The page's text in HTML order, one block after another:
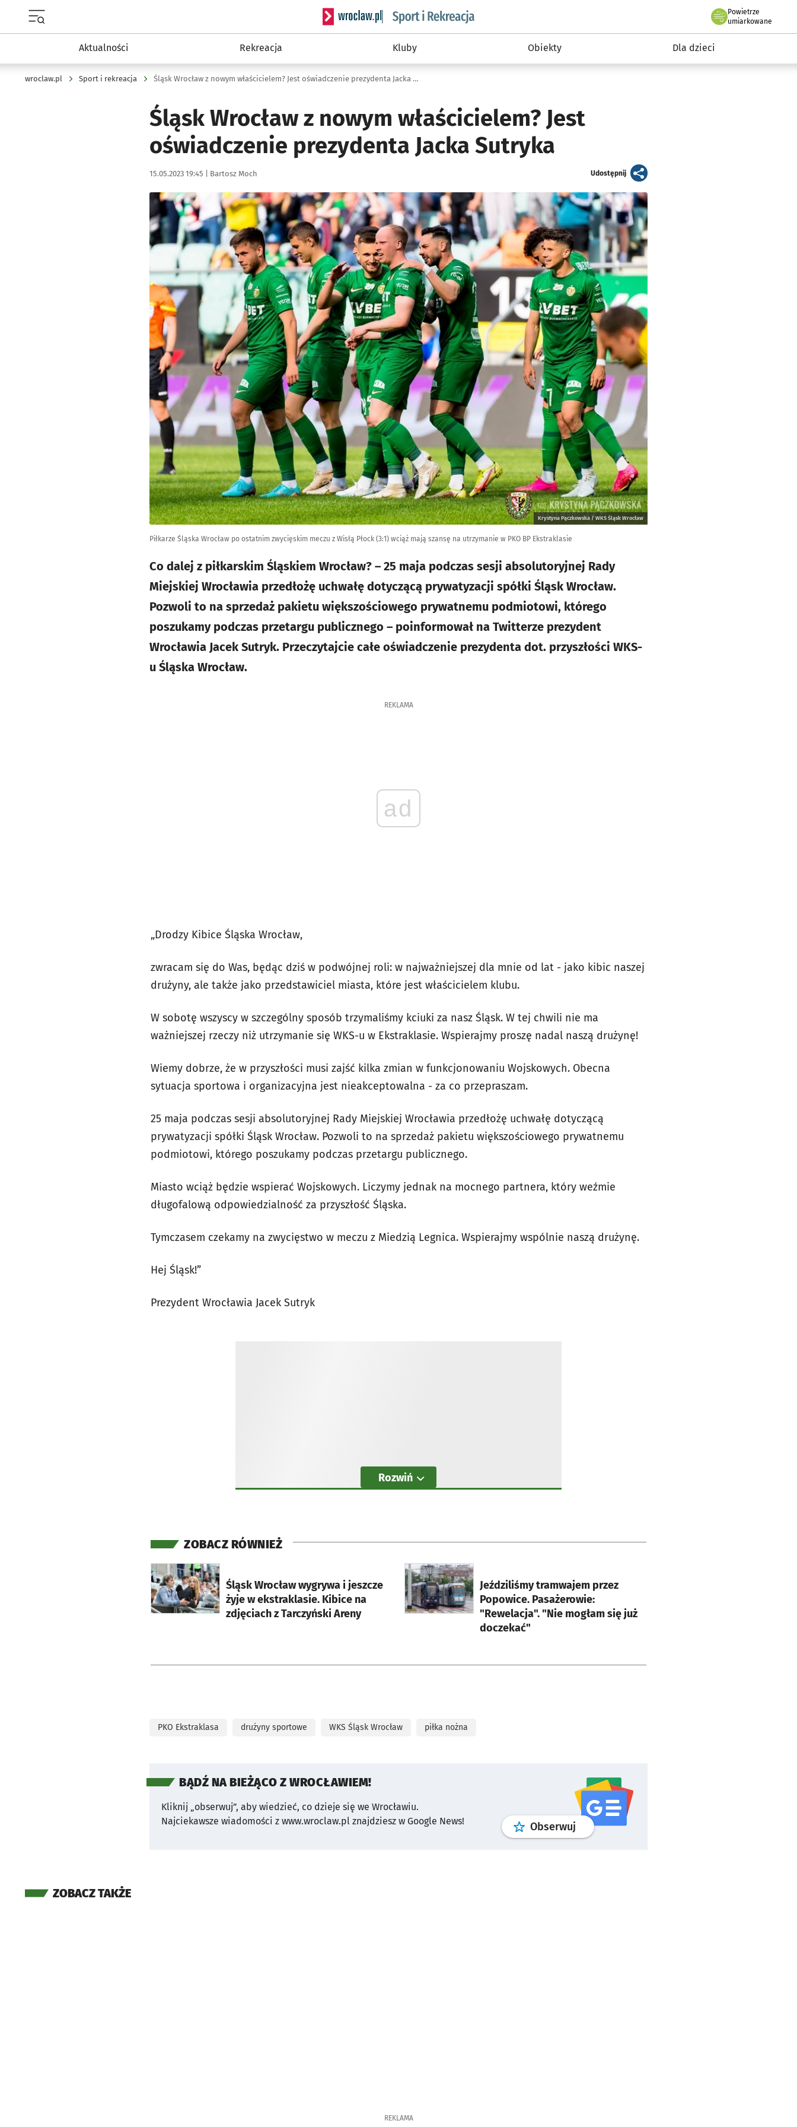
Serwis informacyjny wroclaw.pl podserwis: Sport i rekreacja
Powietrze
we Wrocławiu
umiarkowane
Aktualności Rekreacja Kluby Obiekty Dla dzieci
wroclaw.pl Sport i rekreacja Śląsk Wrocław z nowym właścicielem? Jest oświadczenie prezydenta Jacka Sutryka
Śląsk Wrocław z nowym właścicielem? Jest
oświadczenie prezydenta Jacka Sutryka
Data publikacji:
15.05.2023 19:45 | Autor:
Bartosz Moch Udostępnijartykuł
Kliknij, aby powiększyć
Krystyna Pączkowska / WKS Śląsk Wrocław
Piłkarze Śląska Wrocław po ostatnim zwycięskim meczu z Wisłą Płock (3:1) wciąż mają szansę na utrzymanie w PKO BP Ekstraklasie
Co dalej z piłkarskim Śląskiem Wrocław? – 25 maja podczas sesji absolutoryjnej Rady
Miejskiej Wrocławia przedłożę uchwałę dotyczącą prywatyzacji spółki Śląsk Wrocław.
Pozwoli to na sprzedaż pakietu większościowego prywatnemu podmiotowi, którego
poszukamy podczas przetargu publicznego – poinformował na Twitterze prezydent
Wrocławia Jacek Sutryk. Przeczytajcie całe oświadczenie prezydenta dot. przyszłości WKS-
u Śląska Wrocław.
REKLAMA
ad
„Drodzy Kibice Śląska Wrocław,
zwracam się do Was, będąc dziś w podwójnej roli: w najważniejszej dla mnie od lat - jako kibic naszej
drużyny, ale także jako przedstawiciel miasta, które jest właścicielem klubu.
W sobotę wszyscy w szczególny sposób trzymaliśmy kciuki za nasz Śląsk. W tej chwili nie ma
ważniejszej rzeczy niż utrzymanie się WKS-u w Ekstraklasie. Wspierajmy proszę nadal naszą drużynę!
Wiemy dobrze, że w przyszłości musi zajść kilka zmian w funkcjonowaniu Wojskowych. Obecna
sytuacja sportowa i organizacyjna jest nieakceptowalna - za co przepraszam.
25 maja podczas sesji absolutoryjnej Rady Miejskiej Wrocławia przedłożę uchwałę dotyczącą
prywatyzacji spółki Śląsk Wrocław. Pozwoli to na sprzedaż pakietu większościowego prywatnemu
podmiotowi, którego poszukamy podczas przetargu publicznego.
Miasto wciąż będzie wspierać Wojskowych. Liczymy jednak na mocnego partnera, który weźmie
długofalową odpowiedzialność za przyszłość Śląska.
Tymczasem czekamy na zwycięstwo w meczu z Miedzią Legnica. Wspierajmy wspólnie naszą drużynę.
Hej Śląsk!”
Prezydent Wrocławia Jacek Sutryk
Rozwiń
ZOBACZ RÓWNIEŻ
Śląsk Wrocław wygrywa i jeszcze
żyje w ekstraklasie. Kibice na
zdjęciach z Tarczyński Areny
otworzy się w nowej karcie
Jeździliśmy tramwajem przez
Popowice. Pasażerowie:
"Rewelacja". "Nie mogłam się już
doczekać"
otworzy się w nowej karcie
PKO Ekstraklasa drużyny sportowe WKS Śląsk Wrocław piłka nożna
BĄDŹ NA BIEŻĄCO Z WROCŁAWIEM!
Kliknij „obserwuj”, aby wiedzieć, co dzieje się we Wrocławiu.
Najciekawsze wiadomości z www.wroclaw.pl znajdziesz w Google News!
Obserwuj profilgoogle news
ZOBACZ TAKŻE
REKLAMA